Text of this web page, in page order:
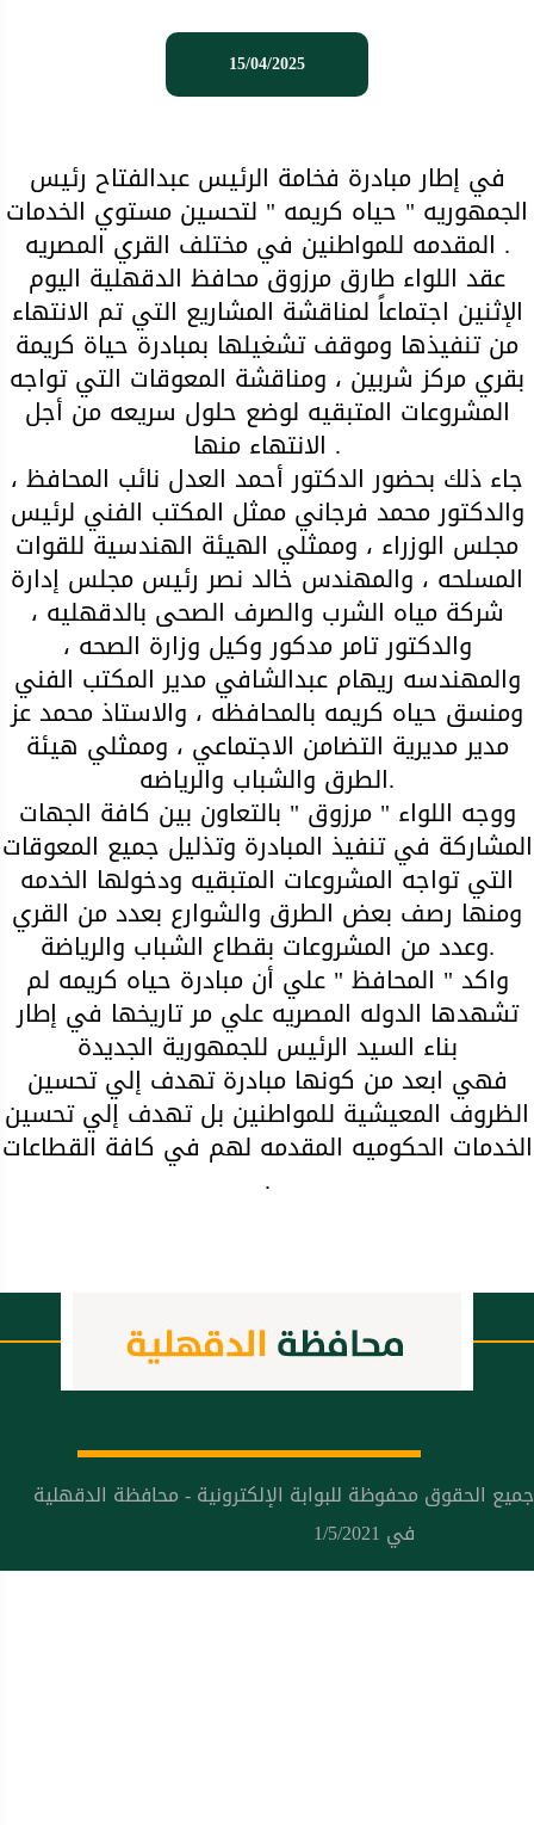
15/04/2025
في إطار مبادرة فخامة الرئيس عبدالفتاح رئيس
الجمهوريه " حياه كريمه " لتحسين مستوي الخدمات
المقدمه للمواطنين في مختلف القري المصريه .
عقد اللواء طارق مرزوق محافظ الدقهلية اليوم
الإثنين اجتماعاً لمناقشة المشاريع التي تم الانتهاء
من تنفيذها وموقف تشغيلها بمبادرة حياة كريمة
بقري مركز شربين ، ومناقشة المعوقات التي تواجه
المشروعات المتبقيه لوضع حلول سريعه من أجل
الانتهاء منها .
جاء ذلك بحضور الدكتور أحمد العدل نائب المحافظ ،
والدكتور محمد فرجاني ممثل المكتب الفني لرئيس
مجلس الوزراء ، وممثلي الهيئة الهندسية للقوات
المسلحه ، والمهندس خالد نصر رئيس مجلس إدارة
شركة مياه الشرب والصرف الصحى بالدقهليه ،
والدكتور تامر مدكور وكيل وزارة الصحه ،
والمهندسه ريهام عبدالشافي مدير المكتب الفني
ومنسق حياه كريمه بالمحافظه ، والاستاذ محمد عز
مدير مديرية التضامن الاجتماعي ، وممثلي هيئة
الطرق والشباب والرياضه.
ووجه اللواء " مرزوق " بالتعاون بين كافة الجهات
المشاركة في تنفيذ المبادرة وتذليل جميع المعوقات
التي تواجه المشروعات المتبقيه ودخولها الخدمه
ومنها رصف بعض الطرق والشوارع بعدد من القري
وعدد من المشروعات بقطاع الشباب والرياضة.
واكد " المحافظ " علي أن مبادرة حياه كريمه لم
تشهدها الدوله المصريه علي مر تاريخها في إطار
بناء السيد الرئيس للجمهورية الجديدة
فهي ابعد من كونها مبادرة تهدف إلي تحسين
الظروف المعيشية للمواطنين بل تهدف إلي تحسين
الخدمات الحكوميه المقدمه لهم في كافة القطاعات
.
جميع الحقوق محفوظة للبوابة الإلكترونية - محافظة الدقهلية
في 1/5/2021